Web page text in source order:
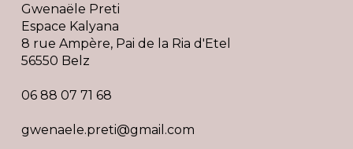
Gwenaële Preti
Espace Kalyana
8 rue Ampère, Pai de la Ria d'Etel
56550 Belz
06 88 07 71 68
gwenaele.preti@gmail.com